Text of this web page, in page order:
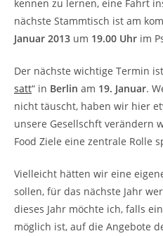
kennen zu lernen, eine Fahrt
nächste Stammtisch ist am
Januar 2013 um 19.00 Uhr im
Der nächste wichtige Termin
satt“ in Berlin am 19. Januar.
nicht täuscht, haben wir hier
unsere Gesellschft verändern
Food Ziele eine zentrale Rolle
Vielleicht hätten wir eine
sollen, für das nächste Jahr
dieses Jahr möchte ich, falls
möglich ist, auf die Angebote